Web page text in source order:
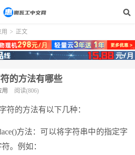
> 正文
的方法有哪些
用 阅读(806)
符的方法有以下几种：
方法：可以将字符串中的指定字
。例如：